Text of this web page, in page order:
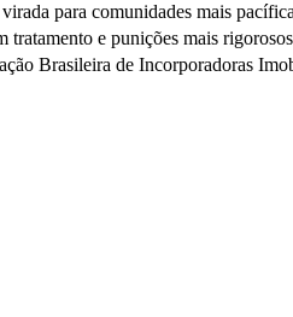
para comunidades mais
e punições mais
Brasileira de Incorporadoras